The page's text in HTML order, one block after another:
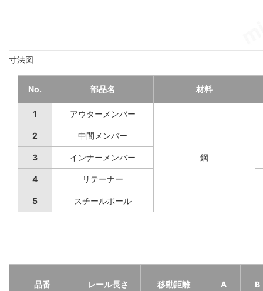
寸法図
No. 部品名 材料
1 アウターメンバー
鋼
2 中間メンバー
3 インナーメンバー
4 リテーナー
5 スチールボール
品番 レール長さ 移動距離 A B